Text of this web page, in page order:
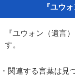
『ユウ
『ユウォン（遺言
す。
・関連する言葉は見